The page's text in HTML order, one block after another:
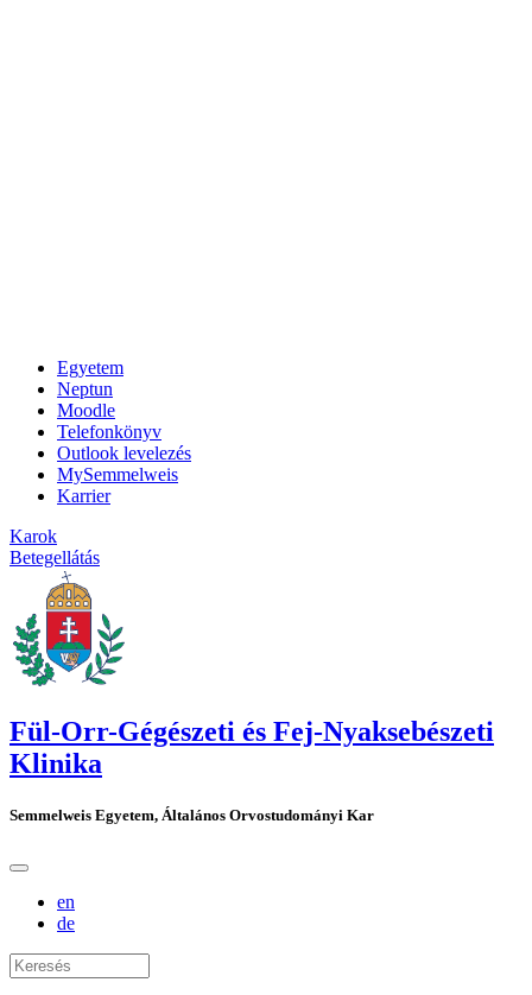
Egyetem
Neptun
Moodle
Telefonkönyv
Outlook levelezés
MySemmelweis
Karrier
Karok
Betegellátás
Fül-Orr-Gégészeti és Fej-Nyaksebészeti
Klinika
Semmelweis Egyetem, Általános Orvostudományi Kar
en
de